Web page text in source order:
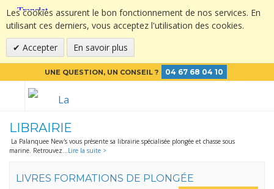
Les cookies assurent le bon fonctionnement de nos services. En
utilisant ces derniers, vous acceptez l'utilisation des cookies.
Accepter
En savoir plus
UNE QUESTION, UN CONSEIL ? 04 67 68 04 10
LIBRAIRIE
La Palanquee New's vous présente sa librairie spécialisée plongée et chasse sous
marine. Retrouvez...Lire la suite >
LIVRES FORMATIONS DE PLONGÉE